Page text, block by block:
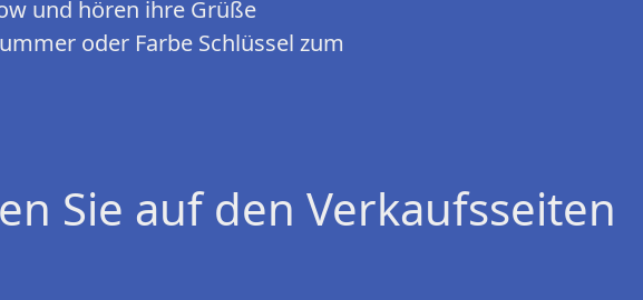
und hören ihre Grüße
oder Farbe Schlüssel zum
Sie auf den Verkaufsseiten